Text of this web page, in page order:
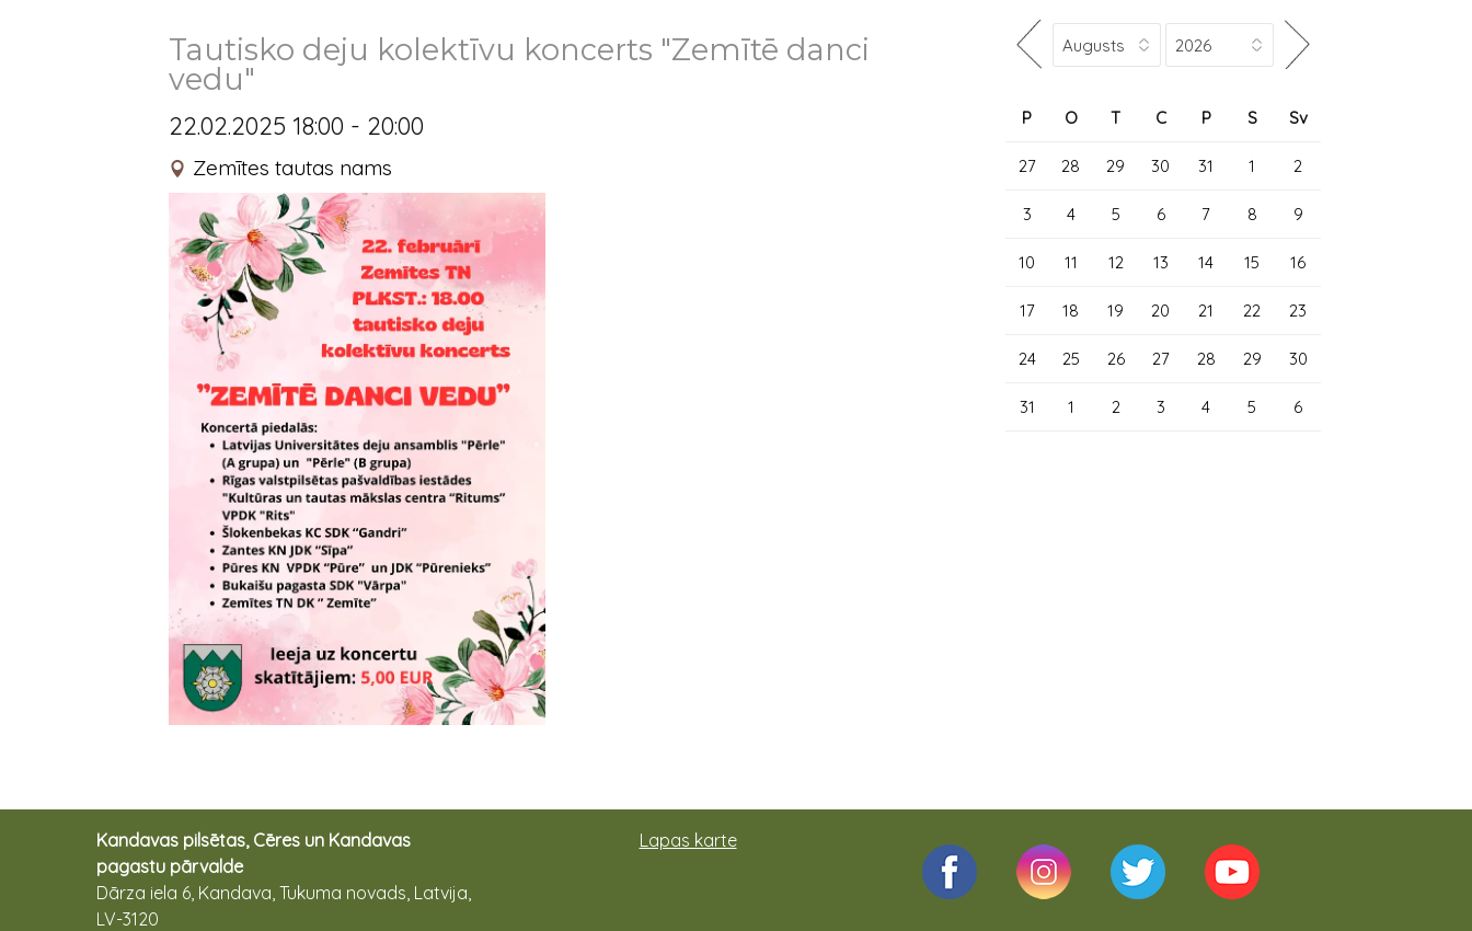
Tautisko deju kolektīvu koncerts "Zemītē danci
vedu"
22.02.2025 18:00 - 20:00
Zemītes tautas nams
P O T C P S Sv
27 28 29 30 31 1 2
3 4 5 6 7 8 9
10 11 12 13 14 15 16
17 18 19 20 21 22 23
24 25 26 27 28 29 30
31 1 2 3 4 5 6
Kandavas pilsētas, Cēres un Kandavas
pagastu pārvalde
Dārza iela 6, Kandava, Tukuma novads, Latvija,
LV-3120
Lapas karte